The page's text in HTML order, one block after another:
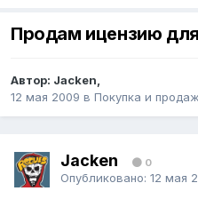
Продам ицензию
Автор: Jacken,
12 мая 2009 в Покупка и
Jacken 0
Опубликовано: 12 мая